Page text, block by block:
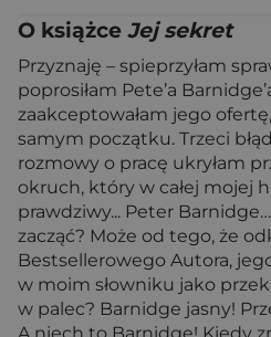
O książce Jej sekret
Przyznaję – spieprzyłam
poprosiłam Pete’a
zaakceptowałam jego
samym początku. Trzeci
rozmowy o pracę ukryłam
okruch, który w całej mojej
prawdziwy... Peter
zacząć? Może od tego, że
Bestsellerowego Autora,
w moim słowniku jako
w palec? Barnidge jasny!